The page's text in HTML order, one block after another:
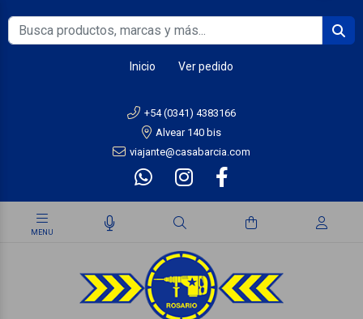
Inicio Ver pedido
+54 (0341) 4383166
Alvear 140 bis
viajante@casabarcia.com